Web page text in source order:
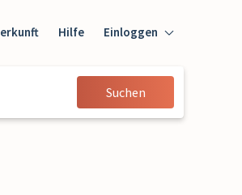
Hilfe Einloggen
Einloggen
Gast
Suchen